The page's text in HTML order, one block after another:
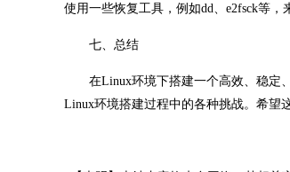
使用一些恢复工具，例如dd、e2fsck等，
七、总结
在Linux环境下搭建一个高效、稳定、
Linux环境搭建过程中的各种挑战。希望